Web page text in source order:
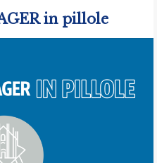
in pillole